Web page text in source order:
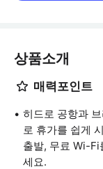
상품소개
매력포인트
히드로 공항과
로 휴가를 쉽게
출발, 무료 Wi-Fi
세요.